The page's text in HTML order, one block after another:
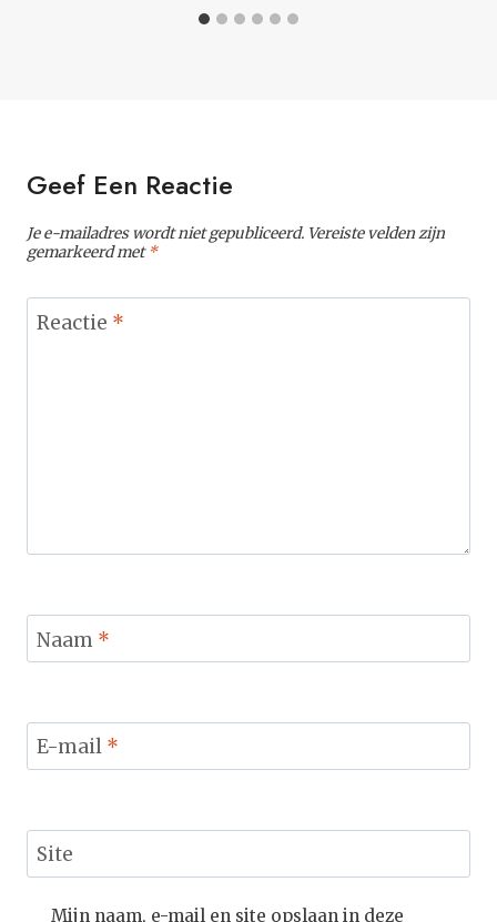
Geef Een Reactie
Je e-mailadres wordt niet gepubliceerd. Vereiste velden zijn
gemarkeerd met*
Reactie *
Naam *
E-mail *
Site
Mijn naam, e-mail en site opslaan in deze